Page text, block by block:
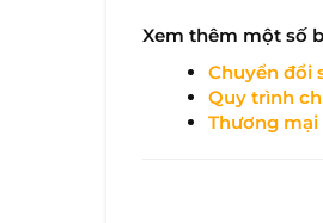
Xem thêm một số
Chuyển đổi
Quy trình
Thương mại